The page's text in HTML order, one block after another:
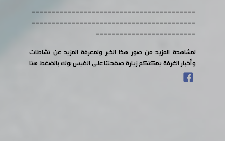
-----------------------------------------
-----------------------------------------
-------------------------
لمشاهدة المزيد من صور هذا الخبر ولمعرفة المزيد عن نشاطات
وأخبار الغرفة يمكنكم زيارة صفحتنا على الفيس بوكبالضغط هنا